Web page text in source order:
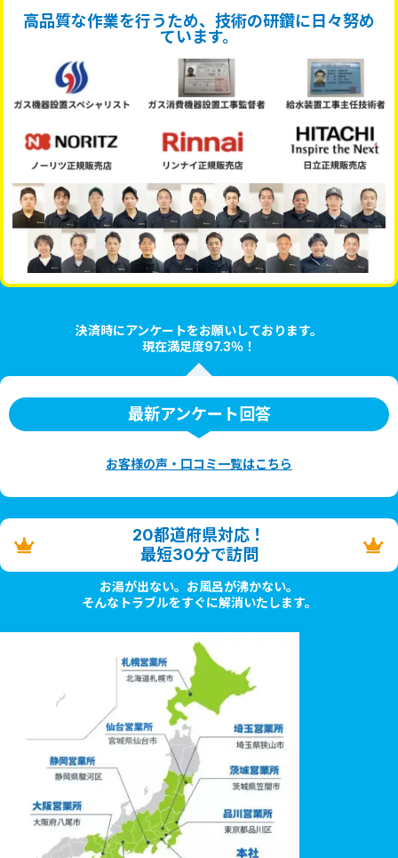
高品質な作業を行うため、技術の研鑽に日々努め
ています。
決済時にアンケートをお願いしております。
現在満足度97.3％！
最新アンケート回答
お客様の声・口コミ一覧はこちら
20都道府県対応！
最短30分で訪問
お湯が出ない。お風呂が沸かない。
そんなトラブルをすぐに解消いたします。